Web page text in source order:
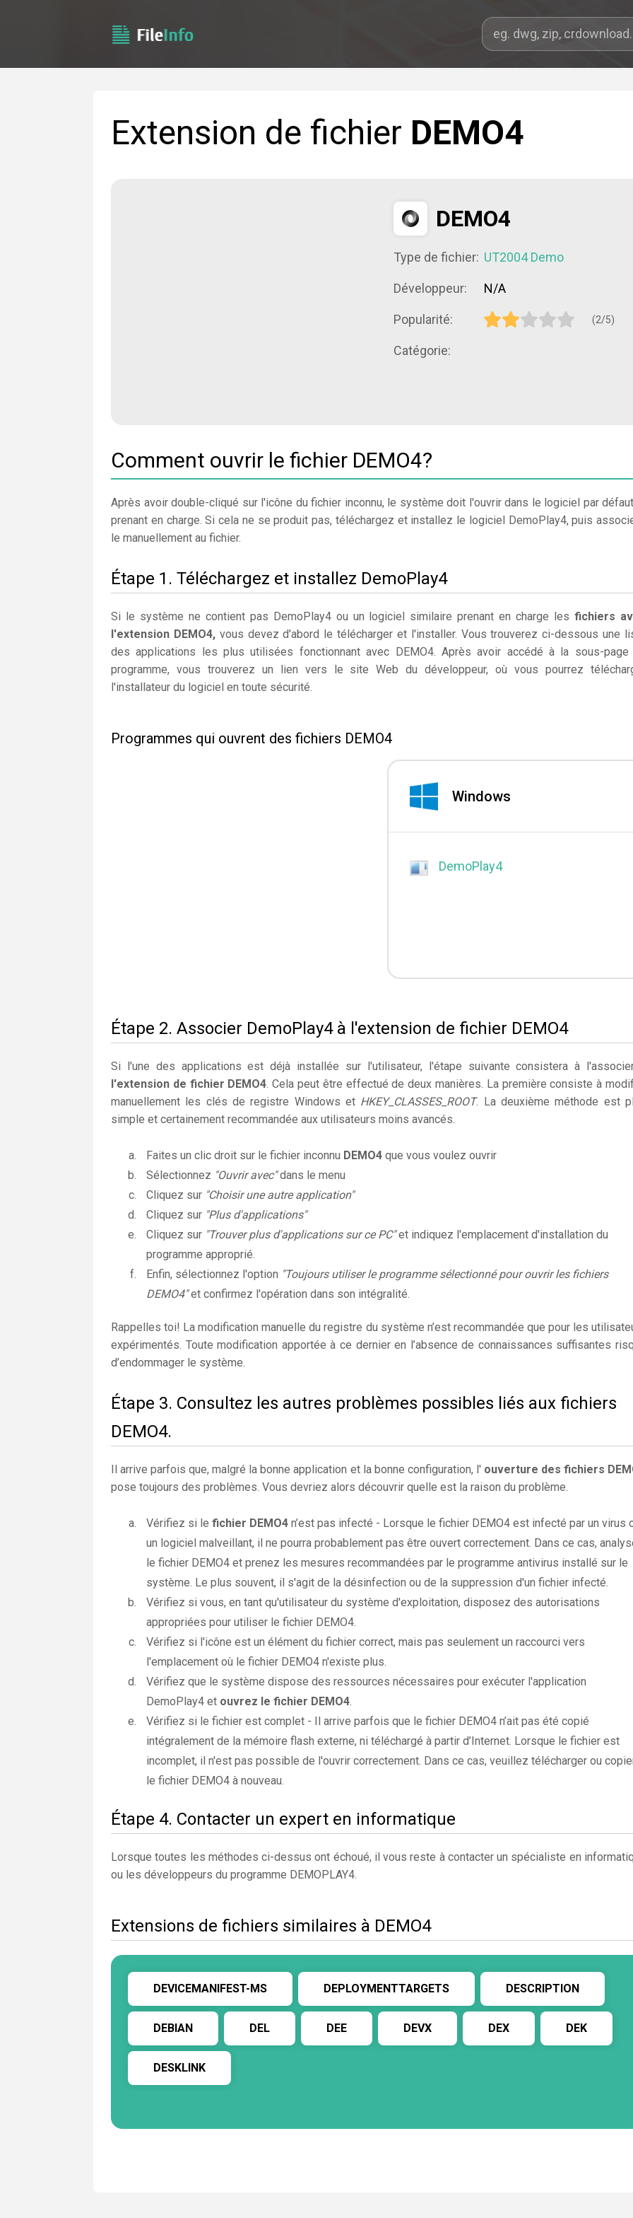
Extension de fichier DEMO4
DEMO4
Type de fichier: UT2004 Demo
Développeur: N/A
Popularité: (2/5)
Catégorie:
Comment ouvrir le fichier DEMO4?
Après avoir double-cliqué sur l'icône du fichier inconnu, le système doit l'ouvrir dans le logiciel par
prenant en charge. Si cela ne se produit pas, téléchargez et installez le logiciel DemoPlay4, puis
le manuellement au fichier.
Étape 1. Téléchargez et installez DemoPlay4
Si le système ne contient pas DemoPlay4 ou un logiciel similaire prenant en charge lesfichiers
l'extension DEMO4,vous devez d'abord le télécharger et l'installer. Vous trouverez ci-dessous une
des applications les plus utilisées fonctionnant avec DEMO4. Après avoir accédé à la sous-page
programme, vous trouverez un lien vers le site Web du développeur, où vous pourrez
l'installateur du logiciel en toute sécurité.
Programmes qui ouvrent des fichiers DEMO4
Windows
DemoPlay4
Étape 2. Associer DemoPlay4 à l'extension de fichier DEMO4
Si l'une des applications est déjà installée sur l'utilisateur, l'étape suivante consistera à
l'extension de fichier DEMO4. Cela peut être effectué de deux manières. La première consiste à
manuellement les clés de registre Windows et HKEY_CLASSES_ROOT. La deuxième méthode est
simple et certainement recommandée aux utilisateurs moins avancés.
Faites un clic droit sur le fichier inconnu DEMO4 que vous voulez ouvrir
Sélectionnez "Ouvrir avec"dans le menu
Cliquez sur "Choisir une autre application"
Cliquez sur "Plus d'applications"
Cliquez sur "Trouver plus d'applications sur ce PC"et indiquez l'emplacement d'installation du
programme approprié.
Enfin, sélectionnez l'option "Toujours utiliser le programme sélectionné pour ouvrir les fichiers
DEMO4"et confirmez l'opération dans son intégralité.
Rappelles toi! La modification manuelle du registre du système n’est recommandée que pour les
expérimentés. Toute modification apportée à ce dernier en l’absence de connaissances suffisantes
d’endommager le système.
Étape 3. Consultez les autres problèmes possibles liés aux fichiers
DEMO4.
Il arrive parfois que, malgré la bonne application et la bonne configuration, l' ouverture des fichiers
pose toujours des problèmes. Vous devriez alors découvrir quelle est la raison du problème.
Vérifiez si le fichier DEMO4 n’est pas infecté - Lorsque le fichier DEMO4 est infecté par un virus
un logiciel malveillant, il ne pourra probablement pas être ouvert correctement. Dans ce cas,
le fichier DEMO4 et prenez les mesures recommandées par le programme antivirus installé sur le
système. Le plus souvent, il s'agit de la désinfection ou de la suppression d'un fichier infecté.
Vérifiez si vous, en tant qu'utilisateur du système d'exploitation, disposez des autorisations
appropriées pour utiliser le fichier DEMO4.
Vérifiez si l'icône est un élément du fichier correct, mais pas seulement un raccourci vers
l'emplacement où le fichier DEMO4 n'existe plus.
Vérifiez que le système dispose des ressources nécessaires pour exécuter l'application
DemoPlay4 et ouvrez le fichier DEMO4.
Vérifiez si le fichier est complet - Il arrive parfois que le fichier DEMO4 n’ait pas été copié
intégralement de la mémoire flash externe, ni téléchargé à partir d’Internet. Lorsque le fichier est
incomplet, il n'est pas possible de l'ouvrir correctement. Dans ce cas, veuillez télécharger ou
le fichier DEMO4 à nouveau.
Étape 4. Contacter un expert en informatique
Lorsque toutes les méthodes ci-dessus ont échoué, il vous reste à contacter un spécialiste en
ou les développeurs du programme DEMOPLAY4.
Extensions de fichiers similaires à DEMO4
DEVICEMANIFEST-MS DEPLOYMENTTARGETS DESCRIPTION
DEBIAN DEL DEE DEVX DEX DEK
DESKLINK